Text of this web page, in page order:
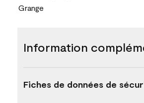
Grange
Information
Fiches de données de